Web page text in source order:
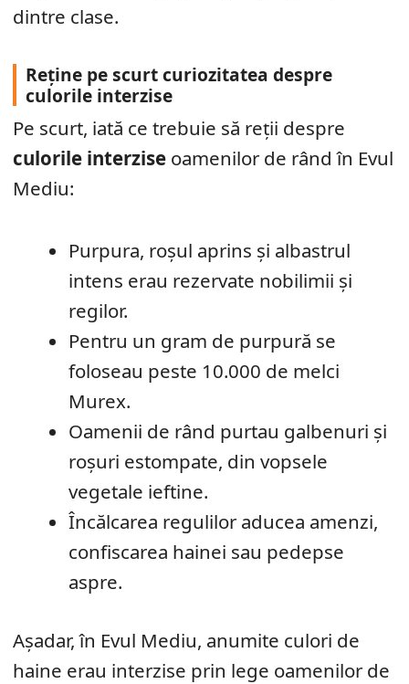
dintre clase.
Reține pe scurt curiozitatea despre
culorile interzise
Pe scurt, iată ce trebuie să reții despre
culorile interzise oamenilor de rând în Evul
Mediu:
Purpura, roșul aprins și albastrul
intens erau rezervate nobilimii și
regilor.
Pentru un gram de purpură se
foloseau peste 10.000 de melci
Murex.
Oamenii de rând purtau galbenuri și
roșuri estompate, din vopsele
vegetale ieftine.
Încălcarea regulilor aducea amenzi,
confiscarea hainei sau pedepse
aspre.
Așadar, în Evul Mediu, anumite culori de
haine erau interzise prin lege oamenilor de